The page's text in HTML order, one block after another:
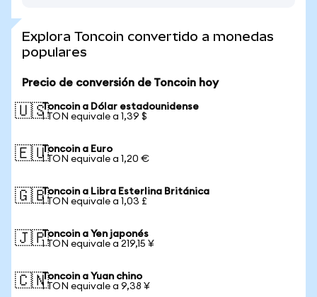
Explora Toncoin convertido a monedas
populares
Precio de conversión de Toncoin hoy
🇺🇸Toncoin a Dólar estadounidense
1 TON equivale a 1,39 $
🇪🇺Toncoin a Euro
1 TON equivale a 1,20 €
🇬🇧Toncoin a Libra Esterlina Británica
1 TON equivale a 1,03 £
🇯🇵Toncoin a Yen japonés
1 TON equivale a 219,15 ¥
🇨🇳Toncoin a Yuan chino
1 TON equivale a 9,38 ¥